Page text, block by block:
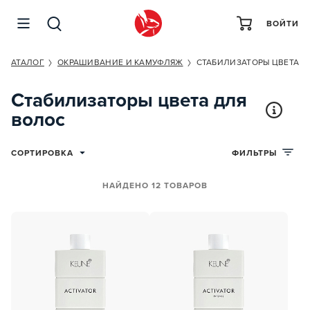
ВОЙТИ
КАТАЛОГ ОКРАШИВАНИЕ И КАМУФЛЯЖ СТАБИЛИЗАТОРЫ ЦВЕТА
Стабилизаторы цвета для
волос
СОРТИРОВКА
НАЙДЕНО 12 ТОВАРОВ
ФИЛЬТРЫ